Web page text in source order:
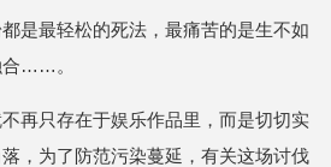
是最轻松的死法，最痛苦的是生不如
……。
再只存在于娱乐作品里，而是切切实
，为了防范污染蔓延，有关这场讨伐